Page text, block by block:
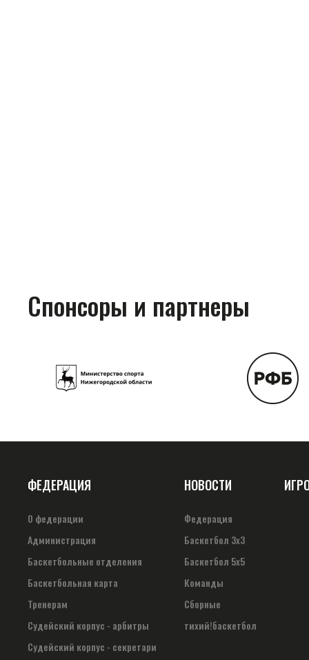
Спонсоры и партнеры
ФЕДЕРАЦИЯ
О федерации
Администрация
Баскетбольные отделения
Баскетбольная карта
Тренерам
Судейский корпус - арбитры
Судейский корпус - секретари
НОВОСТИ
Федерация
Баскетбол 3х3
Баскетбол 5х5
Команды
Сборные
тихий!баскетбол